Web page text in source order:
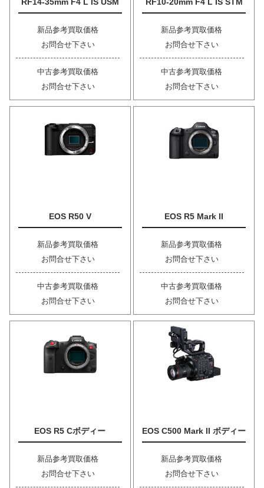
RF14-35mm F4 L IS USM
新品参考買取価格
お問合せ下さい
中古参考買取価格
お問合せ下さい
RF10-20mm F4 L IS STM
新品参考買取価格
お問合せ下さい
中古参考買取価格
お問合せ下さい
EOS R50 V
新品参考買取価格
お問合せ下さい
中古参考買取価格
お問合せ下さい
EOS R5 Mark II
新品参考買取価格
お問合せ下さい
中古参考買取価格
お問合せ下さい
EOS R5 Cボディー
新品参考買取価格
お問合せ下さい
EOS C500 Mark II ボディー
新品参考買取価格
お問合せ下さい